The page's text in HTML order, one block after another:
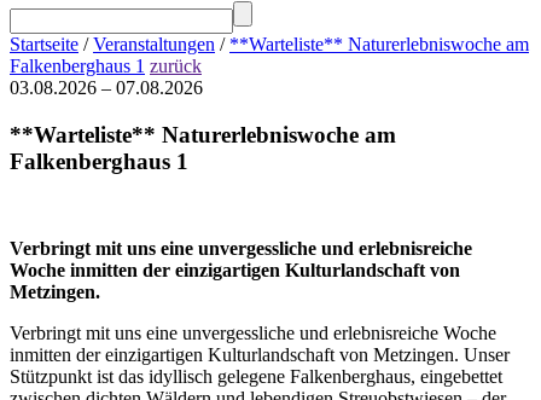
Startseite /Veranstaltungen / **Warteliste** Naturerlebniswoche am
Falkenberghaus 1 zurück
03.08.2026 – 07.08.2026
**Warteliste** Naturerlebniswoche am
Falkenberghaus 1
Verbringt mit uns eine unvergessliche und erlebnisreiche
Woche inmitten der einzigartigen Kulturlandschaft von
Metzingen.
Verbringt mit uns eine unvergessliche und erlebnisreiche Woche
inmitten der einzigartigen Kulturlandschaft von Metzingen. Unser
Stützpunkt ist das idyllisch gelegene Falkenberghaus, eingebettet